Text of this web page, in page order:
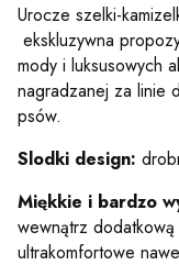
Urocze szelki-
ekskluzywna
mody i luksusowych
nagradzanej za linie
psów.
Slodki design:
Miękkie i bardzo
wewnątrz dodatkową
ultrakomfortowe